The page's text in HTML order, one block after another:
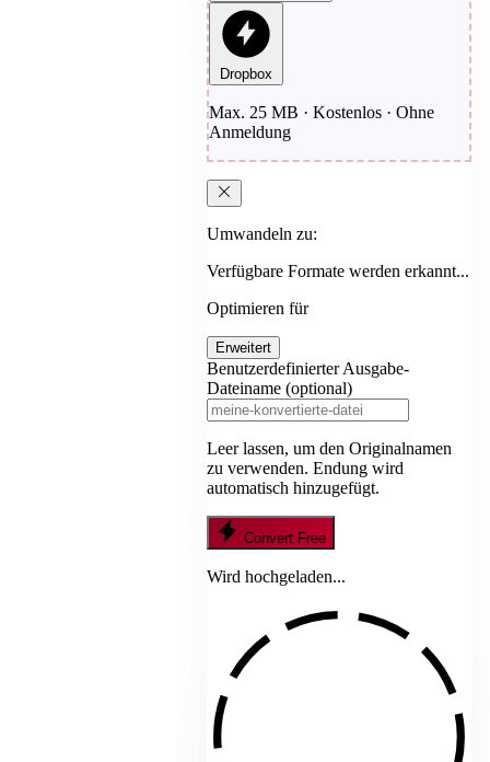
Dropbox
Max. 25 MB · Kostenlos · Ohne
Anmeldung
Umwandeln zu:
Verfügbare Formate werden erkannt...
Optimieren für
Erweitert
Benutzerdefinierter Ausgabe-
Dateiname (optional)
Leer lassen, um den Originalnamen
zu verwenden. Endung wird
automatisch hinzugefügt.
Convert Free
Wird hochgeladen...